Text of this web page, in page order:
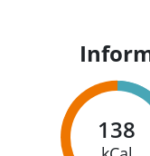
138